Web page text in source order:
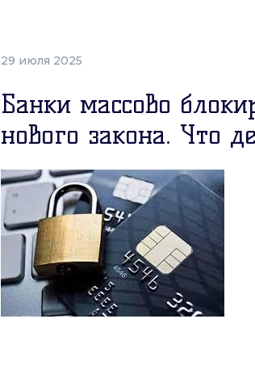
29 июля 2025
Банки массово
нового закона. Что